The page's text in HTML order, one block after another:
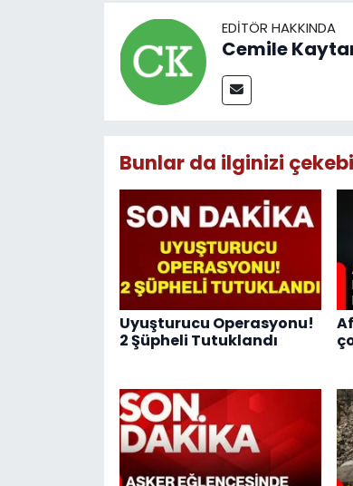
EDITÖR HAKKINDA
Cemile
Bunlar da ilginizi
Uyuşturucu Operasyonu!
2 Şüpheli Tutuklandı